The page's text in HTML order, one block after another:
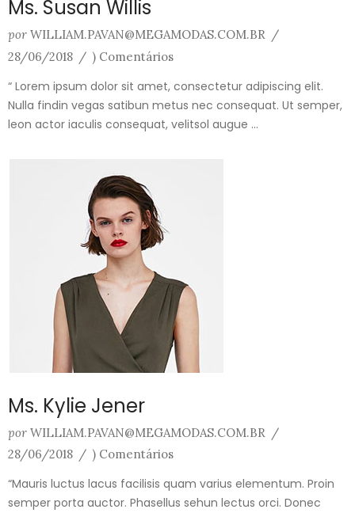
Ms. Susan Willis
por WILLIAM.PAVAN@MEGAMODAS.COM.BR /
28/06/2018 / ) Comentários
“ Lorem ipsum dolor sit amet, consectetur adipiscing elit.
Nulla findin vegas satibun metus nec consequat. Ut semper,
leon actor iaculis consequat, velitsol augue ...
Ms. Kylie Jener
por WILLIAM.PAVAN@MEGAMODAS.COM.BR /
28/06/2018 / ) Comentários
“Mauris luctus lacus facilisis quam varius elementum. Proin
semper porta auctor. Phasellus sehun lectus orci. Donec